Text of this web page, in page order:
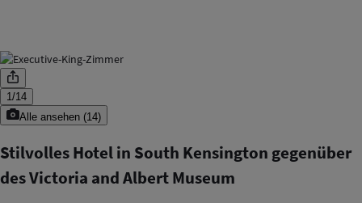
1/14
Alle ansehen (14)
Stilvolles Hotel in South Kensington gegenüber
des Victoria and Albert Museum